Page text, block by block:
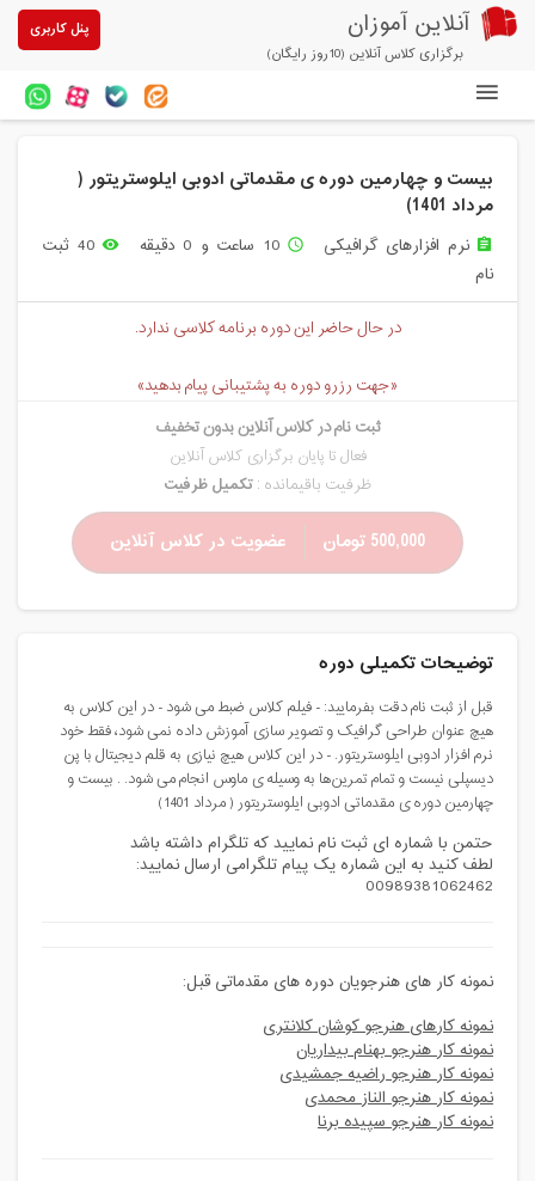
آنلاین آموزان
برگزاری کلاس آنلاین (10روز رایگان)
پنل کاربری
آزمون های آنلاین
مقالات آنلاین آموزان
پیشنهادهای ویژه
تخفیفهای مشارکتی
درباره ما
بیست و چهارمین دوره ی مقدماتی ادوبی ایلوستریتور (
مرداد 1401)
assignment نرم افزارهای گرافیکی access_time 10 ساعت و 0 دقیقه remove_red_eye
40 ثبت
نام
در حال حاضر این دوره برنامه کلاسی ندارد.
«جهت رزرو دوره به پشتیبانی پیام بدهید»
ثبت نام در کلاس آنلاین بدون تخفیف
فعال تا پایان برگزاری کلاس آنلاین
ظرفیت باقیمانده :تکمیل ظرفیت
500,000 تومان عضویت در کلاس آنلاین
توضیحات تکمیلی دوره
قبل از ثبت نام دقت بفرمایید: - فیلم کلاس ضبط می شود - در این کلاس به
هیچ عنوان طراحی گرافیک و تصویر سازی آموزش داده نمی شود، فقط خود
نرم افزار ادوبی ایلوستریتور. - در این کلاس هیچ نیازی به قلم دیجیتال با پن
دیسپلی نیست و تمام تمرین‌ها به وسیله ی ماوس انجام می شود. . بیست و
چهارمین دوره ی مقدماتی ادوبی ایلوستریتور ( مرداد 1401)
حتمن با شماره ای ثبت نام نمایید که تلگرام داشته باشد
لطف کنید به این شماره یک پیام تلگرامی ارسال نمایید:
00989381062462
نمونه کار های هنرجویان دوره های مقدماتی قبل:
نمونه کارهای هنرجو کوشان کلانتری
نمونه کار هنرجو بهنام بیداریان
نمونه کار هنرجو راضیه جمشیدی
نمونه کار هنرجو الناز محمدی
نمونه کار هنرجو سپیده برنا